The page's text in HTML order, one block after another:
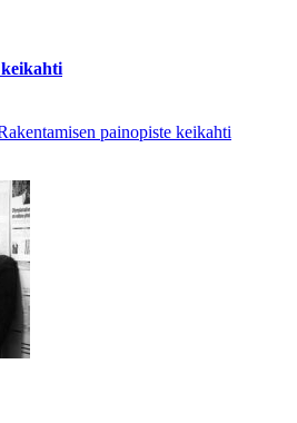
keikahti
painopiste keikahti